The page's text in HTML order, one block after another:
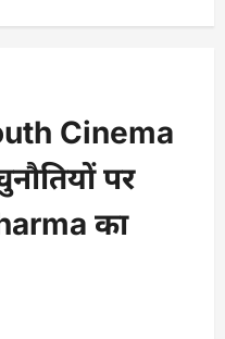
Cinema
पर
का